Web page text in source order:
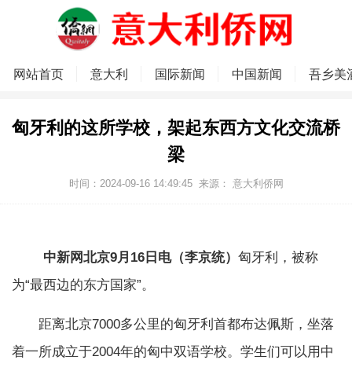
网站首页 意大利 国际新闻 中国新闻 吾乡美
匈牙利的这所学校，架起东西方文化交流桥
梁
时间：2024-09-16 14:49:45 来源： 意大利侨网
中新网北京9月16日电（李京统） 匈牙利，被称
为“最西边的东方国家”。
距离北京7000多公里的匈牙利首都布达佩斯，坐落
着一所成立于2004年的匈中双语学校。学生们可以用中